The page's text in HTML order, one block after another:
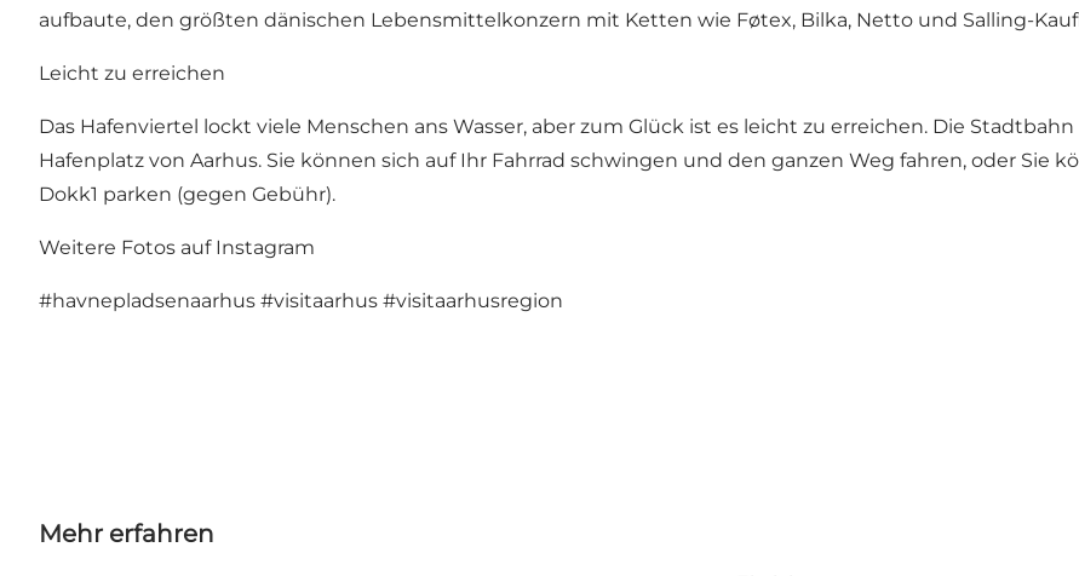
aufbaute, den größten dänischen Lebensmittelkonzern mit Ketten wie Føtex, Bilka, Netto und Salling-
Leicht zu erreichen
Das Hafenviertel lockt viele Menschen ans Wasser, aber zum Glück ist es leicht zu erreichen. Die
Hafenplatz von Aarhus. Sie können sich auf Ihr Fahrrad schwingen und den ganzen Weg fahren, oder Sie
Dokk1 parken (gegen Gebühr).
Weitere Fotos auf Instagram
#havnepladsenaarhus #visitaarhus #visitaarhusregion
Mehr erfahren